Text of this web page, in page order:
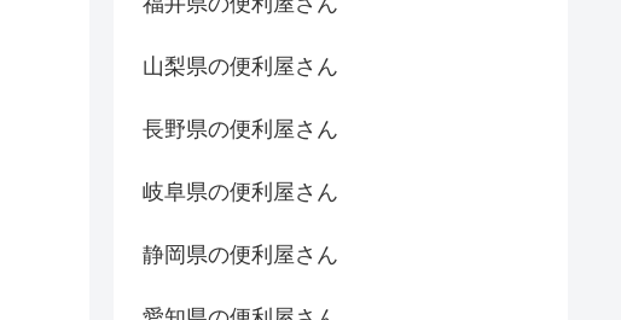
山梨県の便利屋さん
長野県の便利屋さん
岐阜県の便利屋さん
静岡県の便利屋さん